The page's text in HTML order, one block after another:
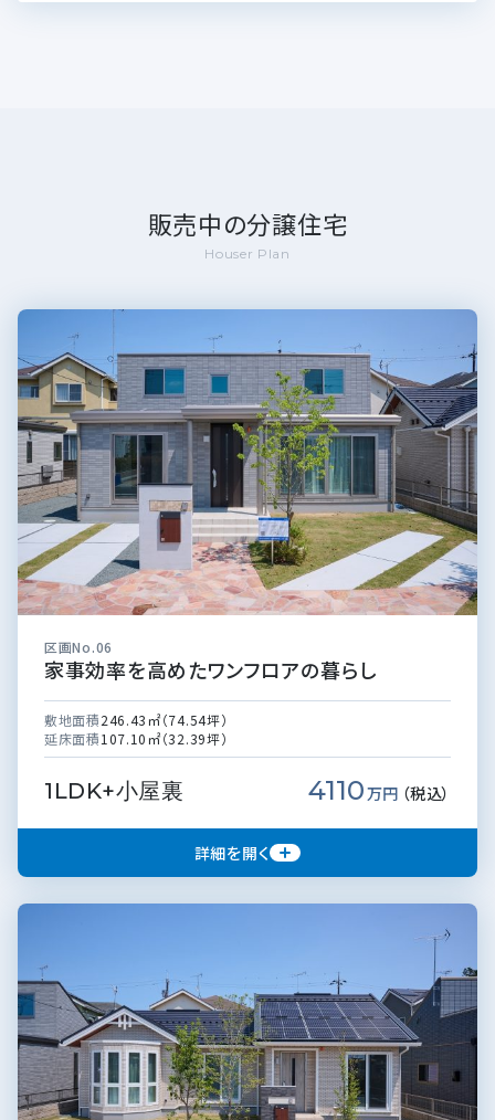
販売中の分譲住宅
Houser Plan
区画No.06
家事効率を高めたワンフロアの暮らし
敷地面積246.43㎡（74.54坪）
延床面積107.10㎡（32.39坪）
1LDK+小屋裏 4110万円 （税込）
詳細を開く